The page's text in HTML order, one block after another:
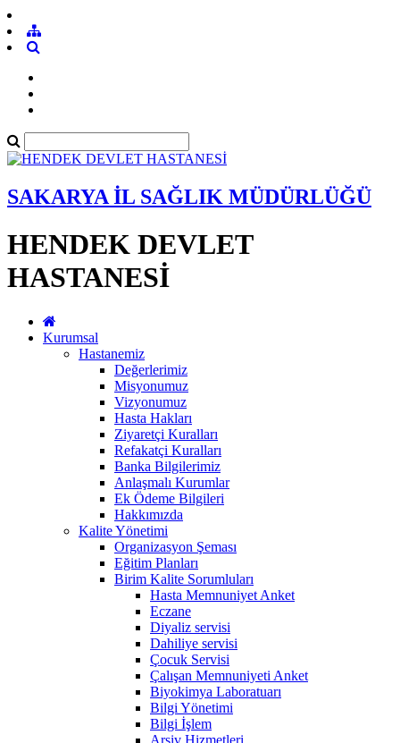
SAKARYA İL SAĞLIK MÜDÜRLÜĞÜ
HENDEK DEVLET
HASTANESİ
Kurumsal
Hastanemiz
Değerlerimiz
Misyonumuz
Vizyonumuz
Hasta Hakları
Ziyaretçi Kuralları
Refakatçi Kuralları
Banka Bilgilerimiz
Anlaşmalı Kurumlar
Ek Ödeme Bilgileri
Hakkımızda
Kalite Yönetimi
Organizasyon Şeması
Eğitim Planları
Birim Kalite Sorumluları
Hasta Memnuniyet Anket
Eczane
Diyaliz servisi
Dahiliye servisi
Çocuk Servisi
Çalışan Memnuniyeti Anket
Biyokimya Laboratuarı
Bilgi Yönetimi
Bilgi İşlem
Arşiv Hizmetleri